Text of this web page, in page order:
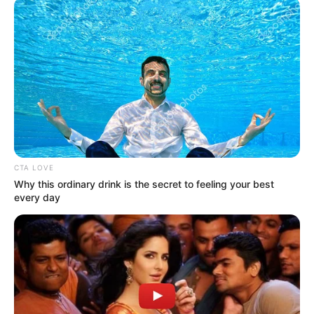
TEMAS RELACIONADOS
ATACO SUR DEL TOLIMA
MINERÍA ILEGAL
MINERÍA
ADRIANA MAGALI MATIZ
GOBERNACIÓN DEL TOLIMA
ALERTA TOLIMA
NOTICIAS DEL TOLIMA
MANTÉNGASE EN ALERTA
Tenemos todas las noticias que le
favor, active las notificaciones de Alerta.
ACTIVAR AHORA
CTA LOVE
Why this ordinary drink is the secret to feeling your best
every day